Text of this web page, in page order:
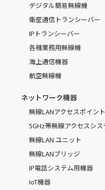
デジタル簡易無線機
衛星通信トランシーバー
IPトランシーバー
各種業務用無線機
海上通信機器
航空無線機
ネットワーク機器
無線LANアクセスポイント
5GHz帯無線アクセスシス
無線LAN ユニット
無線LANブリッジ
IP電話システム用機器
IoT機器